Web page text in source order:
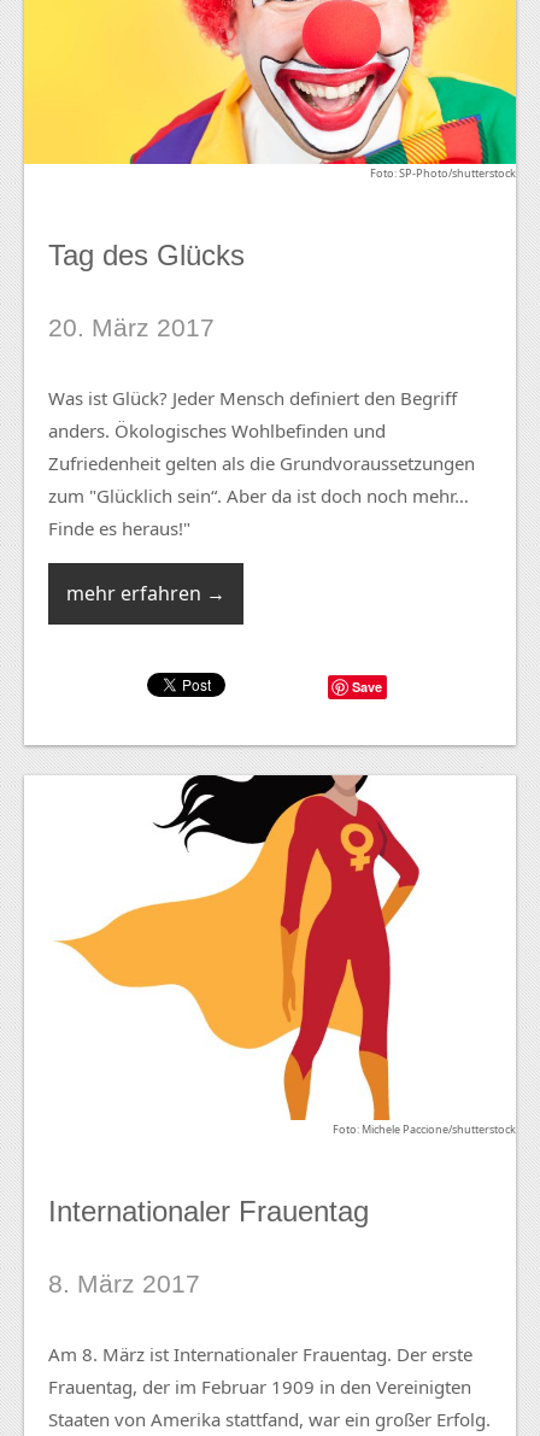
Foto: SP-Photo/shutterstock
Tag des Glücks
20. März 2017
Was ist Glück? Jeder Mensch definiert den Begriff
anders. Ökologisches Wohlbefinden und
Zufriedenheit gelten als die Grundvoraussetzungen
zum "Glücklich sein“. Aber da ist doch noch mehr…
Finde es heraus!"
mehr erfahren →
Save
Foto: Michele Paccione/shutterstock
Internationaler Frauentag
8. März 2017
Am 8. März ist Internationaler Frauentag. Der erste
Frauentag, der im Februar 1909 in den Vereinigten
Staaten von Amerika stattfand, war ein großer Erfolg.